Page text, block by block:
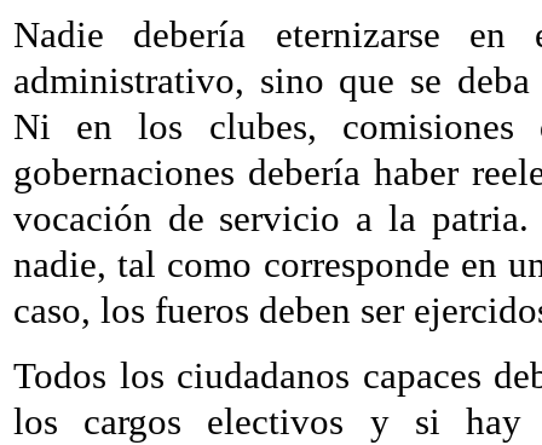
Nadie debería eternizarse
administrativo, sino que se
Ni en los clubes, comisiones
gobernaciones debería haber
vocación de servicio a la patria.
nadie, tal como corresponde en
caso, los fueros deben ser
Todos los ciudadanos capaces
los cargos electivos y si hay